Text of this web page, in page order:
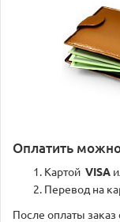
Оплатить
Картой VISA
Перевод на
После оплаты заказ